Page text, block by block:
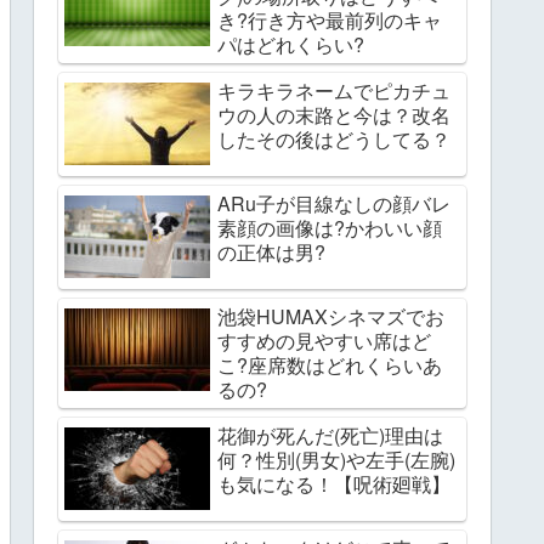
き?行き方や最前列のキャ
パはどれくらい?
キラキラネームでピカチュ
ウの人の末路と今は？改名
したその後はどうしてる？
ARu子が目線なしの顔バレ
素顔の画像は?かわいい顔
の正体は男?
池袋HUMAXシネマズでお
すすめの見やすい席はど
こ?座席数はどれくらいあ
るの?
花御が死んだ(死亡)理由は
何？性別(男女)や左手(左腕)
も気になる！【呪術廻戦】